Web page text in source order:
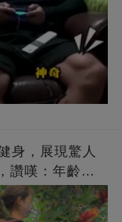
身，展現驚人
讚嘆：年齡不